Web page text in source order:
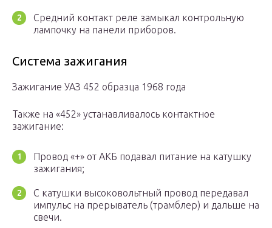
Средний контакт реле замыкал контрольную
лампочку на панели приборов.
Система зажигания
Зажигание УАЗ 452 образца 1968 года
Также на «452» устанавливалось контактное
зажигание:
Провод «+» от АКБ подавал питание на катушку
зажигания;
С катушки высоковольтный провод передавал
импульс на прерыватель (трамблер) и дальше на
свечи.